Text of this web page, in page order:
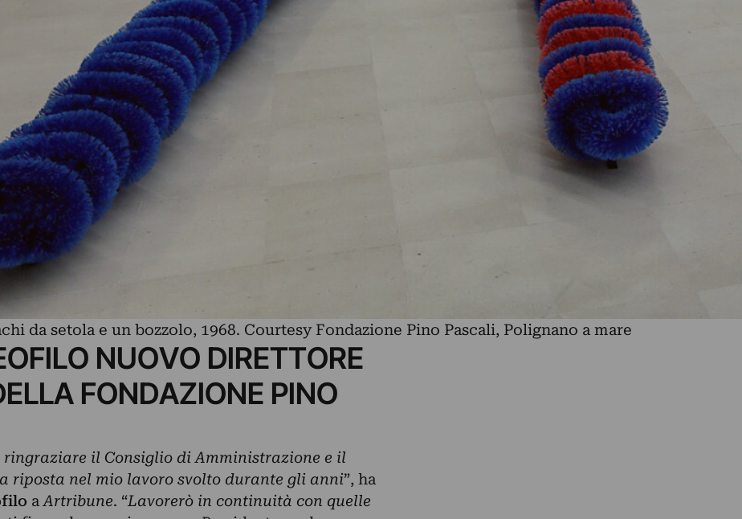
da setola e un bozzolo, 1968. Courtesy Fondazione Pino Pascali, Polignano a mare
NUOVO DIRETTORE
FONDAZIONE PINO
il Consiglio di Amministrazione e il
riposta nel mio lavoro svolto durante gli anni”, ha
aArtribune. “Lavorerò in continuità con quelle